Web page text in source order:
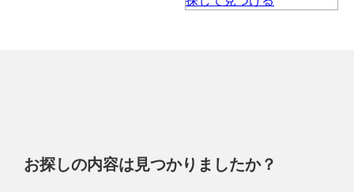
お探しの内容は見つかりましたか？